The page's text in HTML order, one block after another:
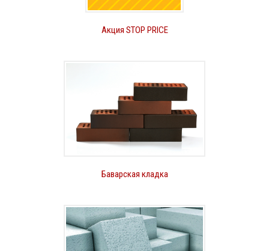
Акция STOP PRICE
Баварская кладка